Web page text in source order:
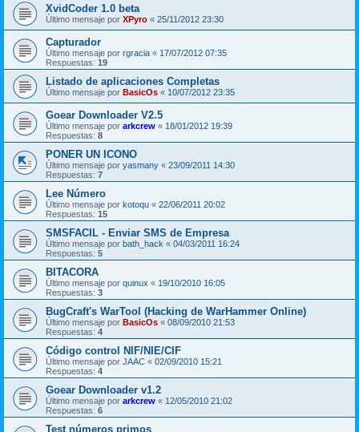
XvidCoder 1.0 beta
Último mensaje por XPyro « 25/11/2012 23:30
Capturador
Último mensaje por rgracia « 17/07/2012 07:35
Respuestas: 19
Listado de aplicaciones Completas
Último mensaje por BasicOs « 10/07/2012 23:35
Goear Downloader V2.5
Último mensaje por arkcrew « 18/01/2012 19:39
Respuestas: 8
PONER UN ICONO
Último mensaje por yasmany « 23/09/2011 14:30
Respuestas: 7
Lee Número
Último mensaje por kotoqu « 22/06/2011 20:02
Respuestas: 15
SMSFACIL - Enviar SMS de Empresa
Último mensaje por bath_hack « 04/03/2011 16:24
Respuestas: 5
BITACORA
Último mensaje por quinux « 19/10/2010 16:05
Respuestas: 3
BugCraft's WarTool (Hacking de WarHammer Online)
Último mensaje por BasicOs « 08/09/2010 21:53
Respuestas: 4
Código control NIF/NIE/CIF
Último mensaje por JAAC « 02/09/2010 15:21
Respuestas: 4
Goear Downloader v1.2
Último mensaje por arkcrew « 12/05/2010 21:02
Respuestas: 6
Test números primos